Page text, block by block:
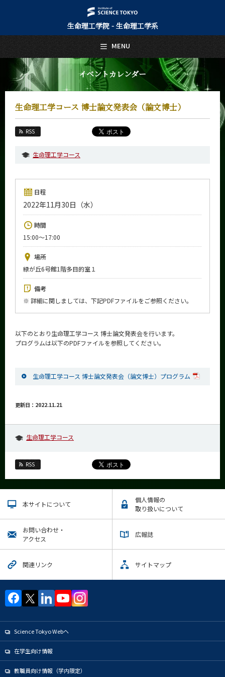
生命理工学院 - 生命理工学系
イベントカレンダー
生命理工学コース 博士論文発表会（論文博士）
RSS
生命理工学コース
日程
2022年11月30日（水）
時間
15:00～17:00
場所
緑が丘6号館1階多目的室１
備考
※ 詳細に関しましては、下記PDFファイルをご参照ください。
以下のとおり生命理工学コース 博士論文発表会を行います。
プログラムは以下のPDFファイルを参照してください。
生命理工学コース 博士論文発表会（論文博士）プログラム
更新日：2022.11.21
生命理工学コース
RSS
本サイトについて
個人情報の
取り扱いについて
お問い合わせ・
アクセス
広報誌
関連リンク サイトマップ
Science Tokyo Webヘ
在学生向け情報
教職員向け情報（学内限定）
MENU
日本語 English
トップページ
Top Page
生命理工学系について
About Us
Education
入学案内
Admissions
生命理工学系 News
イベントカレンダー
Event Calendar
今後のイベント
今後の課程別イベント
年別アーカイブ